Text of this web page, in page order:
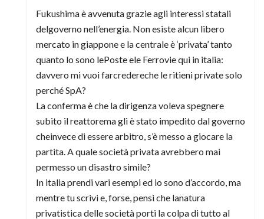
Fukushima è avvenuta grazie agli interessi statali
delgoverno nell’energia. Non esiste alcun libero
mercato in giappone e la centrale è ‘privata’ tanto
quanto lo sono lePoste ele Ferrovie qui in italia:
davvero mi vuoi farcredereche le ritieni private solo
perché SpA?
La conferma è che la dirigenza voleva spegnere
subito il reattorema gli è stato impedito dal governo
cheinvece di essere arbitro, s’è messo a giocare la
partita. A quale società privata avrebbero mai
permesso un disastro simile?
In italia prendi vari esempi ed io sono d’accordo, ma
mentre tu scrivi e, forse, pensi che lanatura
privatistica delle società porti la colpa di tutto al